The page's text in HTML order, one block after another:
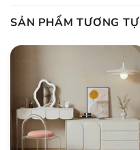
SẢN PHẨM TƯƠNG TỰ